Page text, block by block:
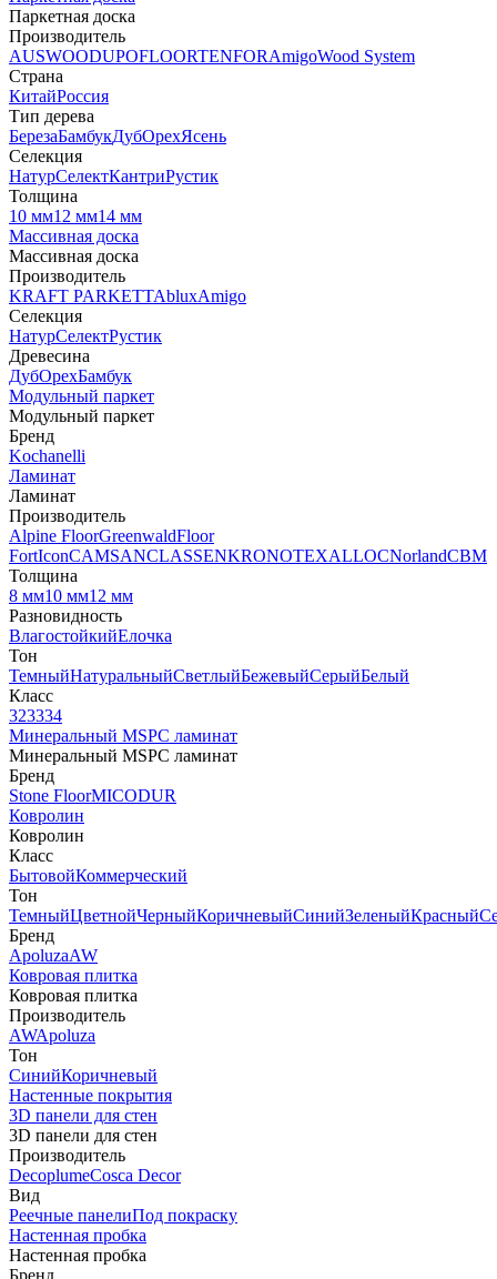
Паркетная доска
Производитель
AUSWOODUPOFLOORTENFORAmigoWood System
Страна
КитайРоссия
Тип дерева
БерезаБамбукДубОрехЯсень
Селекция
НатурСелектКантриРустик
Толщина
10 мм12 мм14 мм
Массивная доска
Массивная доска
Производитель
KRAFT PARKETTAbluxAmigo
Селекция
НатурСелектРустик
Древесина
ДубОрехБамбук
Модульный паркет
Модульный паркет
Бренд
Kochanelli
Ламинат
Ламинат
Производитель
Alpine FloorGreenwaldFloor
FortIconCAMSANCLASSENKRONOTEXALLOCNorlandCBM
Толщина
8 мм10 мм12 мм
Разновидность
ВлагостойкийЕлочка
Тон
ТемныйНатуральныйСветлыйБежевыйСерыйБелый
Класс
323334
Минеральный MSPC ламинат
Минеральный MSPC ламинат
Бренд
Stone FloorMICODUR
Ковролин
Ковролин
Класс
БытовойКоммерческий
Тон
ТемныйЦветнойЧерныйКоричневыйСинийЗеленыйКрасный
Бренд
ApoluzaAW
Ковровая плитка
Ковровая плитка
Производитель
AWApoluza
Тон
СинийКоричневый
Настенные покрытия
3D панели для стен
3D панели для стен
Производитель
DecoplumeCosca Decor
Вид
Реечные панелиПод покраску
Настенная пробка
Настенная пробка
Бренд